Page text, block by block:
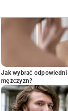
Jak wybrać
mężczyzn?